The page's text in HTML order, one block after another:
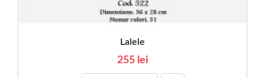
Lalele
255 lei